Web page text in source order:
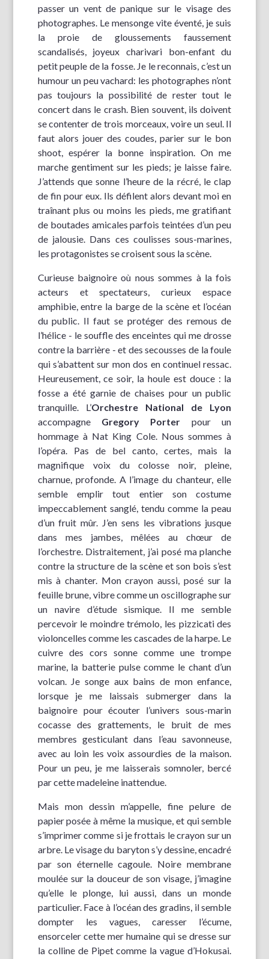
passer un vent de panique sur le visage des
photographes. Le mensonge vite éventé, je suis
la proie de gloussements faussement
scandalisés, joyeux charivari bon-enfant du
petit peuple de la fosse. Je le reconnais, c’est un
humour un peu vachard: les photographes n’ont
pas toujours la possibilité de rester tout le
concert dans le crash. Bien souvent, ils doivent
se contenter de trois morceaux, voire un seul. Il
faut alors jouer des coudes, parier sur le bon
shoot, espérer la bonne inspiration. On me
marche gentiment sur les pieds; je laisse faire.
J’attends que sonne l’heure de la récré, le clap
de fin pour eux. Ils défilent alors devant moi en
traînant plus ou moins les pieds, me gratifiant
de boutades amicales parfois teintées d’un peu
de jalousie. Dans ces coulisses sous-marines,
les protagonistes se croisent sous la scène.
Curieuse baignoire où nous sommes à la fois
acteurs et spectateurs, curieux espace
amphibie, entre la barge de la scène et l’océan
du public. Il faut se protéger des remous de
l’hélice - le souffle des enceintes qui me drosse
contre la barrière - et des secousses de la foule
qui s’abattent sur mon dos en continuel ressac.
Heureusement, ce soir, la houle est douce : la
fosse a été garnie de chaises pour un public
tranquille. L’Orchestre National de Lyon
accompagne Gregory Porter pour un
hommage à Nat King Cole. Nous sommes à
l’opéra. Pas de bel canto, certes, mais la
magnifique voix du colosse noir, pleine,
charnue, profonde. A l’image du chanteur, elle
semble emplir tout entier son costume
impeccablement sanglé, tendu comme la peau
d’un fruit mûr. J’en sens les vibrations jusque
dans mes jambes, mêlées au chœur de
l’orchestre. Distraitement, j’ai posé ma planche
contre la structure de la scène et son bois s’est
mis à chanter. Mon crayon aussi, posé sur la
feuille brune, vibre comme un oscillographe sur
un navire d’étude sismique. Il me semble
percevoir le moindre trémolo, les pizzicati des
violoncelles comme les cascades de la harpe. Le
cuivre des cors sonne comme une trompe
marine, la batterie pulse comme le chant d’un
volcan. Je songe aux bains de mon enfance,
lorsque je me laissais submerger dans la
baignoire pour écouter l’univers sous-marin
cocasse des grattements, le bruit de mes
membres gesticulant dans l’eau savonneuse,
avec au loin les voix assourdies de la maison.
Pour un peu, je me laisserais somnoler, bercé
par cette madeleine inattendue.
Mais mon dessin m’appelle, fine pelure de
papier posée à même la musique, et qui semble
s’imprimer comme si je frottais le crayon sur un
arbre. Le visage du baryton s’y dessine, encadré
par son éternelle cagoule. Noire membrane
moulée sur la douceur de son visage, j’imagine
qu’elle le plonge, lui aussi, dans un monde
particulier. Face à l’océan des gradins, il semble
dompter les vagues, caresser l’écume,
ensorceler cette mer humaine qui se dresse sur
la colline de Pipet comme la vague d’Hokusai.